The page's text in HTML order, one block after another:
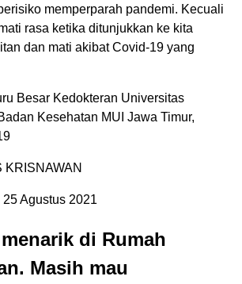
memperparah pandemi. Kecuali
rasa ketika ditunjukkan ke kita
dan mati akibat Covid-19 yang
Besar Kedokteran Universitas
Kesehatan MUI Jawa Timur,
KRISNAWAN
Agustus 2021
di Rumah
Masih mau